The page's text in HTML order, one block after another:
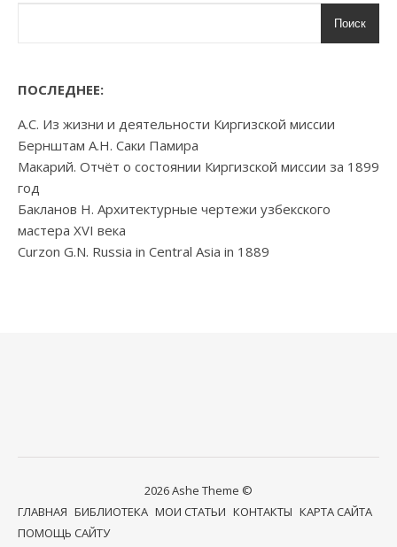
Поиск
ПОСЛЕДНЕЕ:
А.С. Из жизни и деятельности Киргизской миссии
Бернштам А.Н. Саки Памира
Макарий. Отчёт о состоянии Киргизской миссии за 1899
год
Бакланов Н. Архитектурные чертежи узбекского
мастера XVI века
Curzon G.N. Russia in Central Asia in 1889
2026 Ashe Theme ©
ГЛАВНАЯ БИБЛИОТЕКА МОИ СТАТЬИ КОНТАКТЫ КАРТА САЙТА
ПОМОЩЬ САЙТУ